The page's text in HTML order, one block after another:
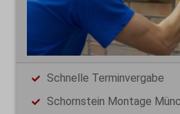
Schnelle Terminvergabe
Schornstein Montage